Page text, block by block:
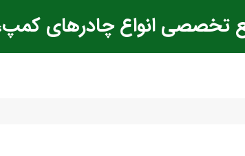
تخصصی انواع چادرهای کمپ،